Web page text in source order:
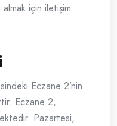
için iletişim
Eczane 2’nin
Eczane 2,
Pazartesi,